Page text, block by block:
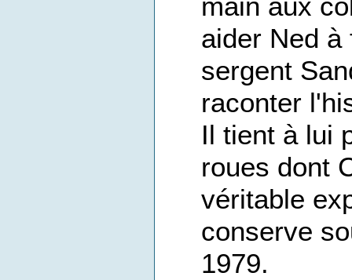
aider Ned
sergent
raconter
Il tient à lui
roues dont
véritable
conserve
1979.